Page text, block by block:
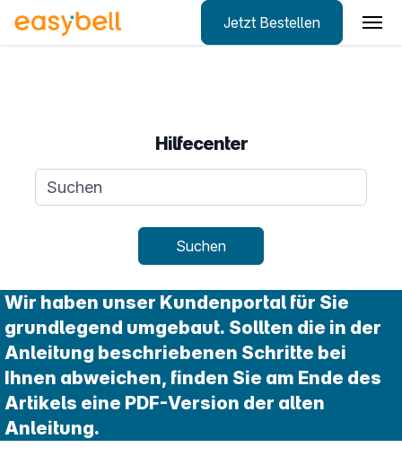
Jetzt Bestellen
Hilfecenter
Suchanfrage
Suchen
Wir haben unser Kundenportal für Sie
grundlegend umgebaut. Sollten die in der
Anleitung beschriebenen Schritte bei
Ihnen abweichen, finden Sie am Ende des
Artikels eine PDF-Version der alten
Anleitung.